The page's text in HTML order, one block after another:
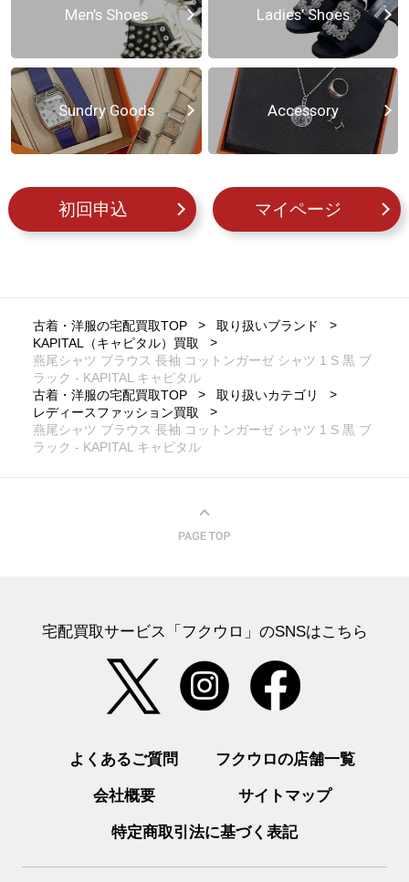
Men’s Shoes Ladies’ Shoes
Sundry Goods Accessory
初回申込 マイページ
古着・洋服の宅配買取TOP
取り扱いブランド
KAPITAL（キャピタル）買取
燕尾シャツ ブラウス 長袖 コットンガーゼ シャツ 1 S 黒 ブ
ラック - KAPITAL キャピタル
古着・洋服の宅配買取TOP
取り扱いカテゴリ
レディースファッション買取
燕尾シャツ ブラウス 長袖 コットンガーゼ シャツ 1 S 黒 ブ
ラック - KAPITAL キャピタル
宅配買取サービス「フクウロ」のSNSはこちら
よくあるご質問 フクウロの店舗一覧
会社概要 サイトマップ
特定商取引法に基づく表記